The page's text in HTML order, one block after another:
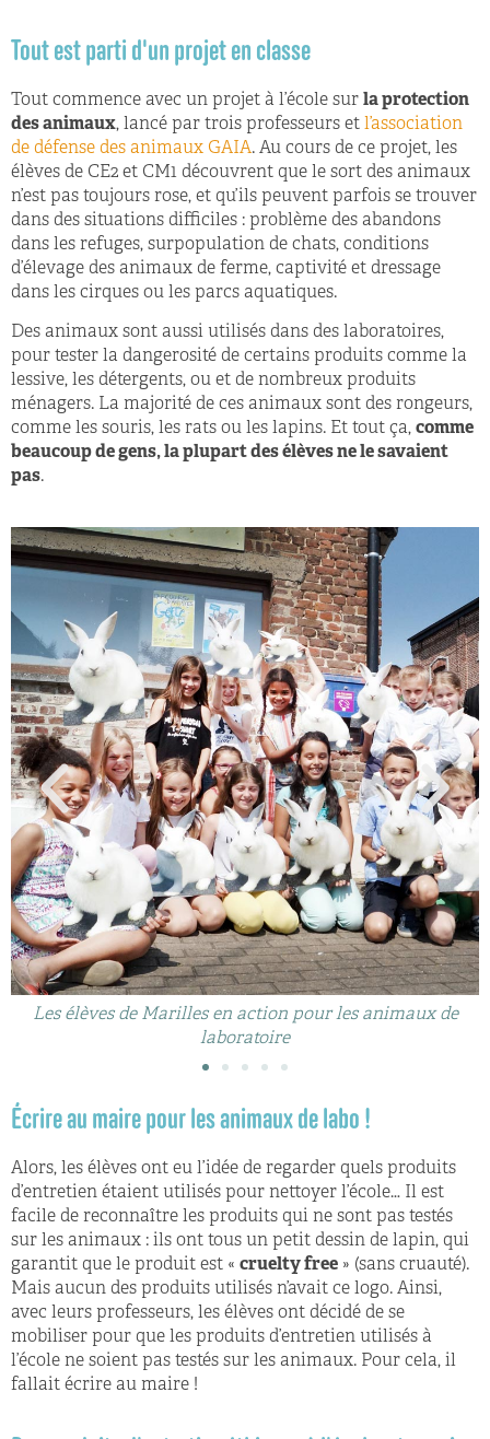
Tout est parti d'un projet en classe
Tout commence avec un projet à l’école sur la protection
des animaux, lancé par trois professeurs et l’association
de défense des animaux GAIA. Au cours de ce projet, les
élèves de CE2 et CM1 découvrent que le sort des animaux
n’est pas toujours rose, et qu’ils peuvent parfois se trouver
dans des situations difficiles : problème des abandons
dans les refuges, surpopulation de chats, conditions
d’élevage des animaux de ferme, captivité et dressage
dans les cirques ou les parcs aquatiques.
Des animaux sont aussi utilisés dans des laboratoires,
pour tester la dangerosité de certains produits comme la
lessive, les détergents, ou et de nombreux produits
ménagers. La majorité de ces animaux sont des rongeurs,
comme les souris, les rats ou les lapins. Et tout ça, comme
beaucoup de gens, la plupart des élèves ne le savaient
pas.
Les élèves de Marilles en action pour les animaux de
laboratoire
Écrire au maire pour les animaux de labo !
Alors, les élèves ont eu l’idée de regarder quels produits
d’entretien étaient utilisés pour nettoyer l’école… Il est
facile de reconnaître les produits qui ne sont pas testés
sur les animaux : ils ont tous un petit dessin de lapin, qui
garantit que le produit est « cruelty free » (sans cruauté).
Mais aucun des produits utilisés n’avait ce logo. Ainsi,
avec leurs professeurs, les élèves ont décidé de se
mobiliser pour que les produits d’entretien utilisés à
l’école ne soient pas testés sur les animaux. Pour cela, il
fallait écrire au maire !